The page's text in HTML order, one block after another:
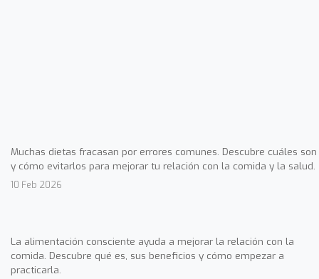
Muchas dietas fracasan por errores comunes. Descubre cuáles son
y cómo evitarlos para mejorar tu relación con la comida y la salud.
10 Feb 2026
La alimentación consciente ayuda a mejorar la relación con la
comida. Descubre qué es, sus beneficios y cómo empezar a
practicarla.